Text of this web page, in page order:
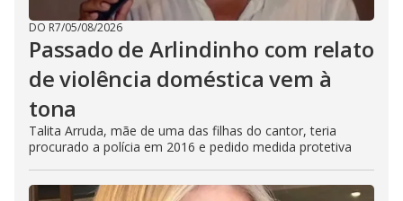
DO R7/05/08/2026
Passado de Arlindinho com relato
de violência doméstica vem à
tona
Talita Arruda, mãe de uma das filhas do cantor, teria
procurado a polícia em 2016 e pedido medida protetiva